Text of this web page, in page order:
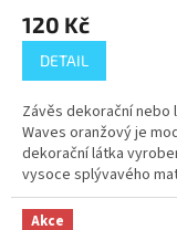
120 Kč
DETAIL
Závěs dekorační nebo
Waves oranžový je
dekorační látka
vysoce splývavého
Jedinečná struktura
výborně zvýrazní
Akce